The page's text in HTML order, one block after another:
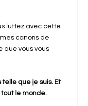
luttez avec cette
canons de
que vous vous
telle que je suis. Et
le monde.